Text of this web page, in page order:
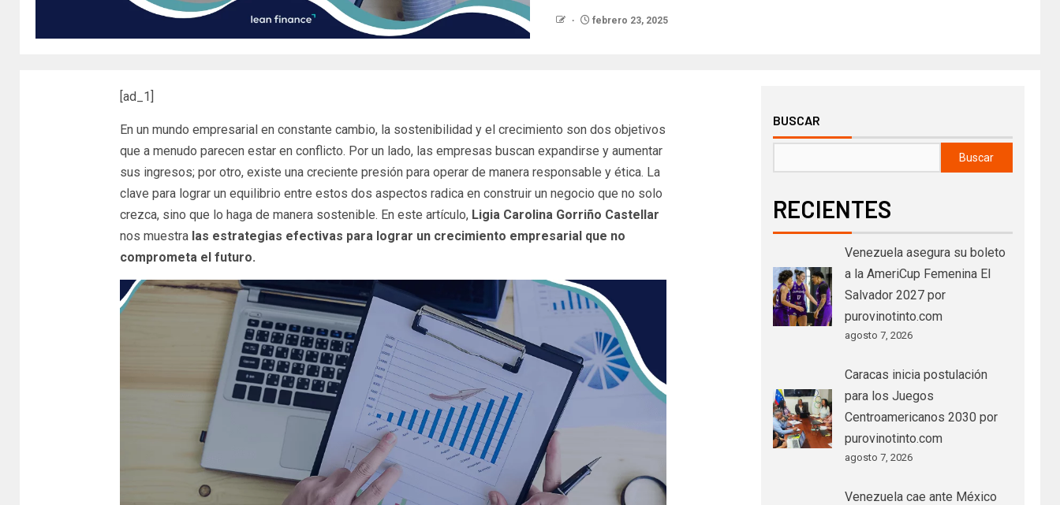
febrero 23, 2025
[ad_1]
En un mundo empresarial en constante cambio, la sostenibilidad y el crecimiento son dos objetivos
que a menudo parecen estar en conflicto. Por un lado, las empresas buscan expandirse y aumentar
sus ingresos; por otro, existe una creciente presión para operar de manera responsable y ética. La
clave para lograr un equilibrio entre estos dos aspectos radica en construir un negocio que no solo
crezca, sino que lo haga de manera sostenible. En este artículo, Ligia Carolina Gorriño Castellar
nos muestra las estrategias efectivas para lograr un crecimiento empresarial que no
comprometa el futuro.
BUSCAR
Buscar
RECIENTES
Venezuela asegura su boleto
a la AmeriCup Femenina El
Salvador 2027 por
purovinotinto.com
agosto 7, 2026
Caracas inicia postulación
para los Juegos
Centroamericanos 2030 por
purovinotinto.com
agosto 7, 2026
Venezuela cae ante México